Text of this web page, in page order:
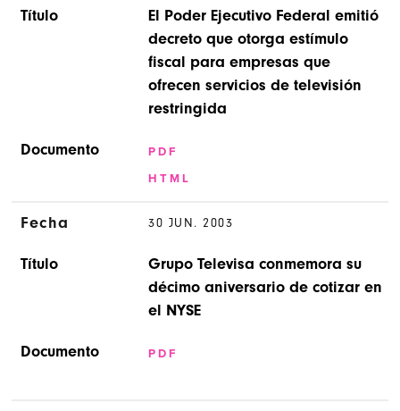
Título
El Poder Ejecutivo Federal emitió
decreto que otorga estímulo
fiscal para empresas que
ofrecen servicios de televisión
restringida
Documento
PDF
HTML
Fecha 30 JUN. 2003
Título
Grupo Televisa conmemora su
décimo aniversario de cotizar en
el NYSE
Documento PDF